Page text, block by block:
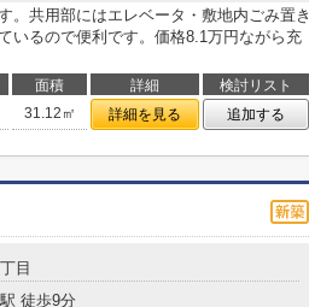
。共用部にはエレベータ・敷地内ごみ置き
いるので便利です。価格8.1万円ながら充
面積 詳細
検討リスト
31.12㎡ 詳細を見る 追加する
目
駅 徒歩9分